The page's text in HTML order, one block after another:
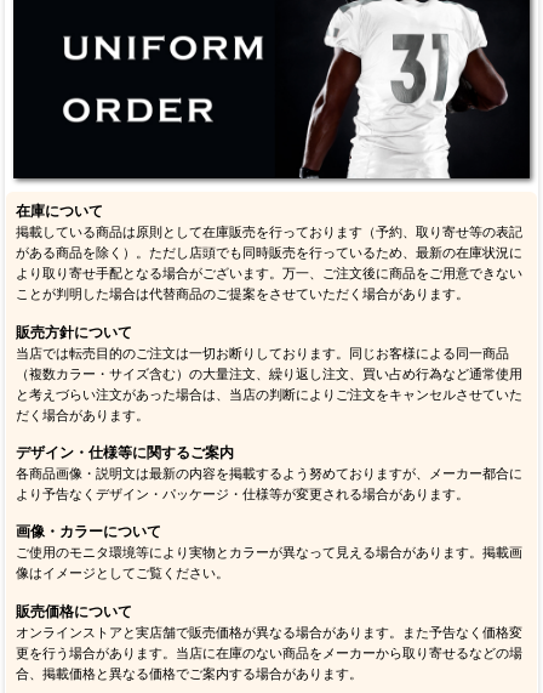
在庫について
掲載している商品は原則として在庫販売を行っております（予約、取り寄せ等の表記
がある商品を除く）。ただし店頭でも同時販売を行っているため、最新の在庫状況に
より取り寄せ手配となる場合がございます。万一、ご注文後に商品をご用意できない
ことが判明した場合は代替商品のご提案をさせていただく場合があります。
販売方針について
当店では転売目的のご注文は一切お断りしております。同じお客様による同一商品
（複数カラー・サイズ含む）の大量注文、繰り返し注文、買い占め行為など通常使用
と考えづらい注文があった場合は、当店の判断によりご注文をキャンセルさせていた
だく場合があります。
デザイン・仕様等に関するご案内
各商品画像・説明文は最新の内容を掲載するよう努めておりますが、メーカー都合に
より予告なくデザイン・パッケージ・仕様等が変更される場合があります。
画像・カラーについて
ご使用のモニタ環境等により実物とカラーが異なって見える場合があります。掲載画
像はイメージとしてご覧ください。
販売価格について
オンラインストアと実店舗で販売価格が異なる場合があります。また予告なく価格変
更を行う場合があります。当店に在庫のない商品をメーカーから取り寄せるなどの場
合、掲載価格と異なる価格でご案内する場合があります。